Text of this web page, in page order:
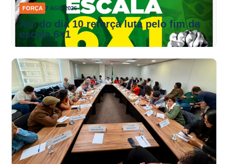
FORÇA 7 AGO 2026
Ato do dia 10 reforça luta pelo fim da
escala 6×1